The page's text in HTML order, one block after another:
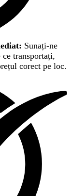
Sunați-ne
ce transportați,
corect pe loc.